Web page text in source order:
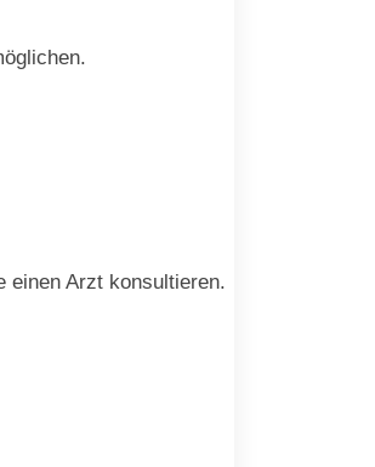
einen Arzt konsultieren.